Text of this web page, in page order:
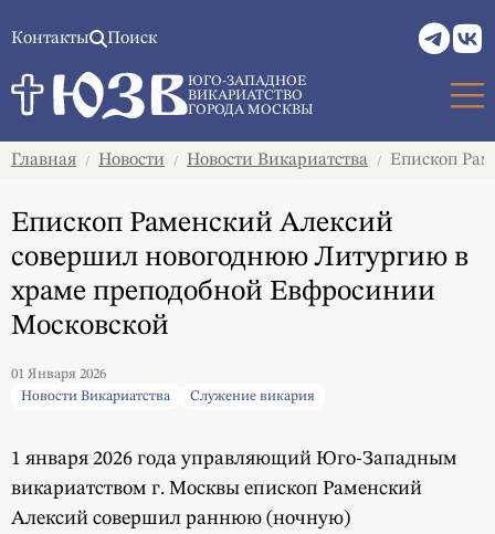
Контакты Поиск
ЮГО-ЗАПАДНОЕ
ВИКАРИАТСТВО
ГОРОДА МОСКВЫ
Главная / Новости / Новости Викариатства / Епископ
Епископ Раменский Алексий
совершил новогоднюю Литургию в
храме преподобной Евфросинии
Московской
01 Января 2026
Новости Викариатства
Служение викария
1 января 2026 года управляющий Юго-Западным
викариатством г. Москвы епископ Раменский
Алексий совершил раннюю (ночную)